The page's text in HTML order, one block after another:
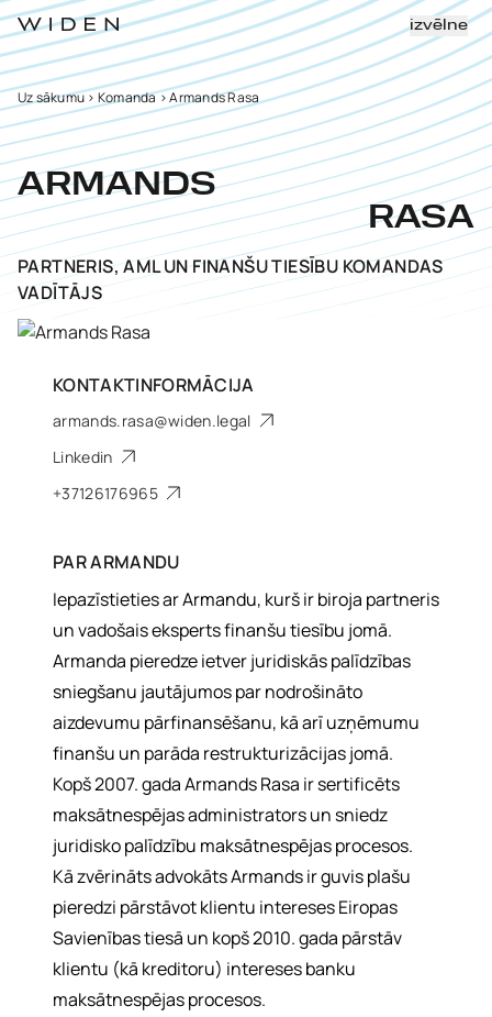
izvēlne
Uz sākumu> Komanda>Armands Rasa
ARMANDS
RASA
PARTNERIS, AML UN FINANŠU TIESĪBU KOMANDAS
VADĪTĀJS
KONTAKTINFORMĀCIJA
armands.rasa@widen.legal
Linkedin
+37126176965
PARARMANDU
Iepazīstieties ar Armandu, kurš ir biroja partneris
un vadošais eksperts finanšu tiesību jomā.
Armanda pieredze ietver juridiskās palīdzības
sniegšanu jautājumos par nodrošināto
aizdevumu pārfinansēšanu, kā arī uzņēmumu
finanšu un parāda restrukturizācijas jomā.
Kopš 2007. gada Armands Rasa ir sertificēts
maksātnespējas administrators un sniedz
juridisko palīdzību maksātnespējas procesos.
Kā zvērināts advokāts Armands ir guvis plašu
pieredzi pārstāvot klientu intereses Eiropas
Savienības tiesā un kopš 2010. gada pārstāv
klientu (kā kreditoru) intereses banku
maksātnespējas procesos.